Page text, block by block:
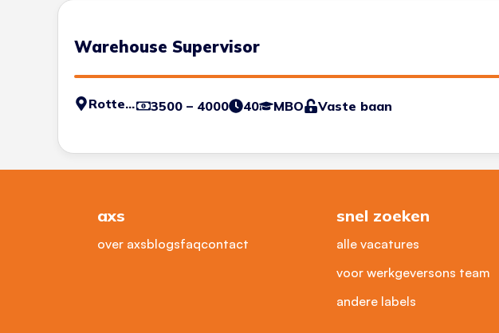
Warehouse Supervisor
Rotterdam 3500 – 4000 40 MBO Vaste baan
axs
over axsblogsfaqcontact
snel zoeken
alle vacatures
voor werkgeversons team
andere labels